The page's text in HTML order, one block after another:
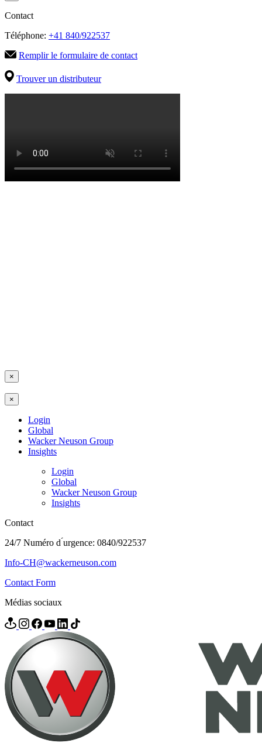
Contact
Téléphone: +41 840/922537
Remplir le formulaire de contact
Trouver un distributeur
×
×
Login
Global
Wacker Neuson Group
Insights
Login
Global
Wacker Neuson Group
Insights
Contact
24/7 Numéro d ́urgence: 0840/922537
Info-CH@wackerneuson.com
Contact Form
Médias sociaux